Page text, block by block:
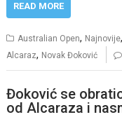
READ MORE
Australian Open, Najnovije,
Alcaraz, Novak Đoković
Đoković se
od Alcaraza i